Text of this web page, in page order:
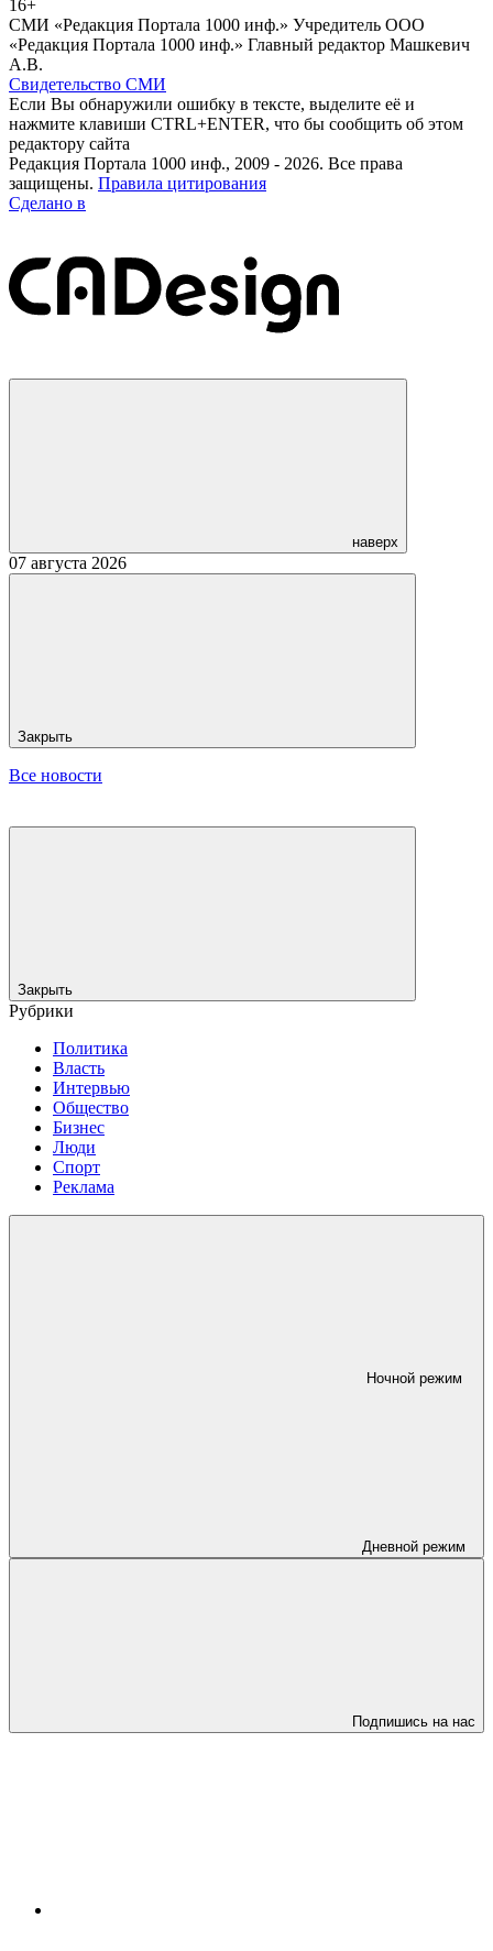
16+
СМИ «Редакция Портала 1000 инф.» Учредитель ООО
«Редакция Портала 1000 инф.» Главный редактор Машкевич
А.В.
Свидетельство СМИ
Если Вы обнаружили ошибку в тексте, выделите её и
нажмите клавиши CTRL+ENTER, что бы сообщить об этом
редактору сайта
Редакция Портала 1000 инф., 2009 - 2026. Все права
защищены. Правила цитирования
Сделано в
наверх
07 августа 2026
Закрыть
Все новости
Закрыть
Рубрики
Политика
Власть
Интервью
Общество
Бизнес
Люди
Спорт
Реклама
Ночной режим
Дневной режим
Подпишись на нас